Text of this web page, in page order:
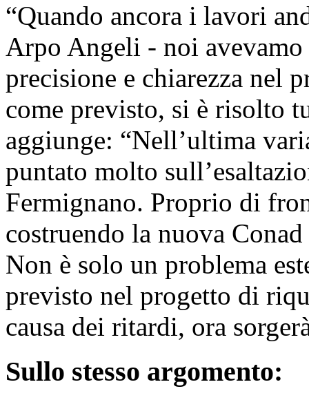
“Quando ancora i lavori
Arpo Angeli - noi
precisione e chiarezza nel
come previsto, si è risolto
aggiunge: “Nell’ultima
puntato molto
Fermignano. Proprio di
costruendo la nuova
Non è solo un problema
previsto nel progetto di
causa dei ritardi, ora
Sullo stesso argomento: